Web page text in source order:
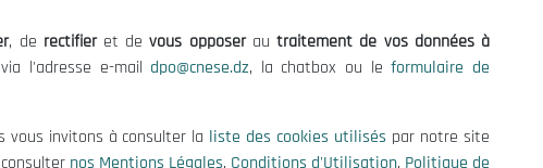
Suivez-Nous!
© 2026 Conseil National Économique, Social et Environnemental
, de rectifieret devous opposerautraitement de vos données à
l'adresse e-mail dpo@cnese.dz, la chatbox ou leformulaire de
vous invitons à consulter la liste des cookies utilisés par notre site
nos Mentions Légales, Conditions d'Utilisation, Politique de